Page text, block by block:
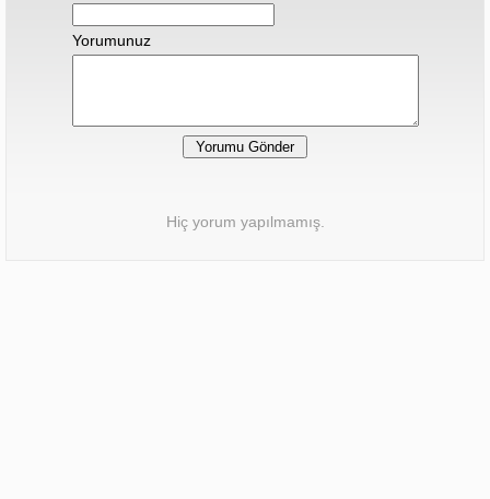
Yorumunuz
Hiç yorum yapılmamış.